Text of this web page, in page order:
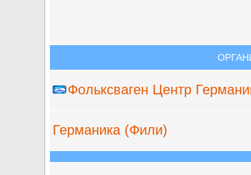
Фольксваген Центр
Германика (Фили)